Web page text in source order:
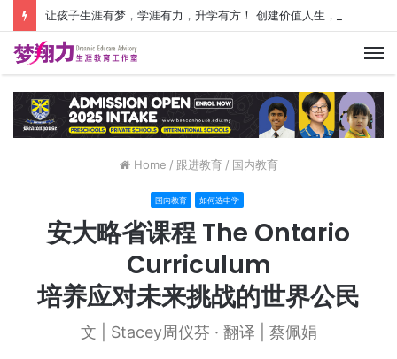
Home / 跟进教育 / 国内教育
国内教育 如何选中学
安大略省课程 The Ontario
Curriculum
培养应对未来挑战的世界公民
文 | Stacey周仪芬 · 翻译 | 蔡佩娟